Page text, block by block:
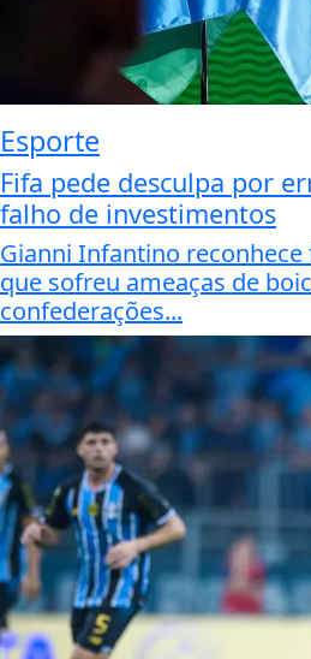
Esporte
Fifa pede desculpa por
falho de investimentos
Gianni Infantino reconhece
que sofreu ameaças de
confederações...